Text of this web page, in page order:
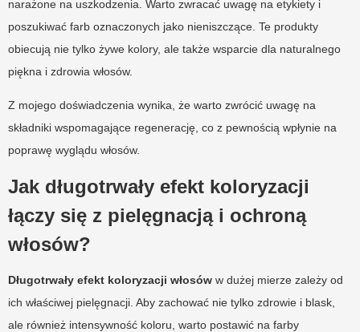
narażone na uszkodzenia. Warto zwracać uwagę na etykiety i
poszukiwać farb oznaczonych jako nieniszczące. Te produkty
obiecują nie tylko żywe kolory, ale także wsparcie dla naturalnego
piękna i zdrowia włosów.
Z mojego doświadczenia wynika, że warto zwrócić uwagę na
składniki wspomagające regenerację, co z pewnością wpłynie na
poprawę wyglądu włosów.
Jak długotrwały efekt koloryzacji
łączy się z pielęgnacją i ochroną
włosów?
Długotrwały efekt koloryzacji włosów w dużej mierze zależy od
ich właściwej pielęgnacji. Aby zachować nie tylko zdrowie i blask,
ale również intensywność koloru, warto postawić na farby